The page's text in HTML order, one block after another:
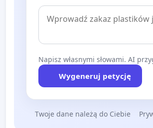
Napisz własnymi słowami. AI
Wygeneruj petycję
Twoje dane należą do Ciebie